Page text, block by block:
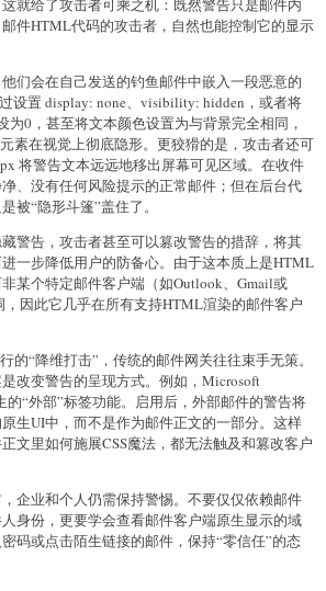
就给了攻击者可乘之机：既然警告只是邮件内
件HTML代码的攻击者，自然也能控制它的显示
们会在自己发送的钓鱼邮件中嵌入一段恶意的
设置 display: none、visibility: hidden，或者将
为0，甚至将文本颜色设置为与背景完全相同，
素在视觉上彻底隐形。更狡猾的是，攻击者还可
将警告文本远远地移出屏幕可见区域。在收件
、没有任何风险提示的正常邮件；但在后台代
被“隐形斗篷”盖住了。
警告，攻击者甚至可以篡改警告的措辞，将其
一步降低用户的防备心。由于这本质上是HTML
某个特定邮件客户端（如Outlook、Gmail或
，因此它几乎在所有支持HTML渲染的邮件客户
的“降维打击”，传统的邮件网关往往束手无策。
改变警告的呈现方式。例如，Microsoft
的“外部”标签功能。启用后，外部邮件的警告将
生UI中，而不是作为邮件正文的一部分。这样
文里如何施展CSS魔法，都无法触及和篡改客户
企业和个人仍需保持警惕。不要仅仅依赖邮件
身份，更要学会查看邮件客户端原生显示的域
码或点击陌生链接的邮件，保持“零信任”的态